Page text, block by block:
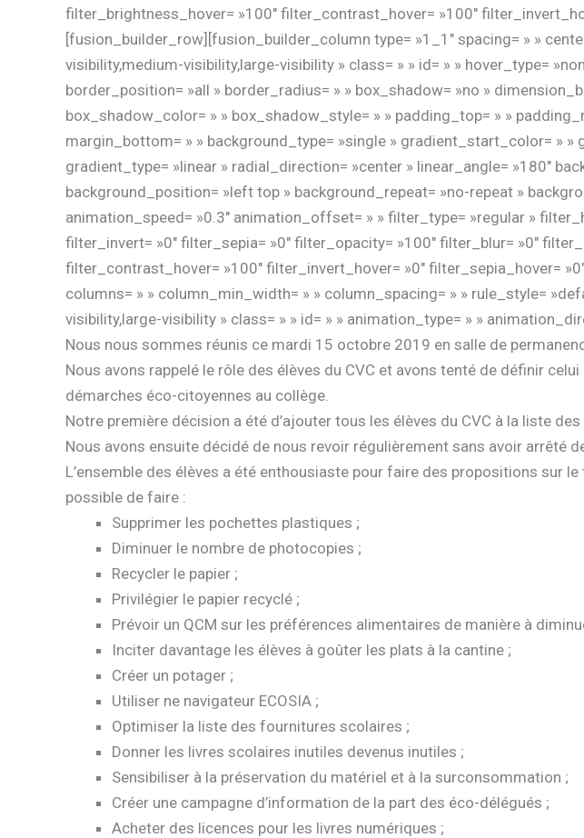
filter_brightness_hover= »100″ filter_contrast_hover= »100″
[fusion_builder_row][fusion_builder_column type= »1_1″ spacing= » »
visibility,medium-visibility,large-visibility » class= » » id= » » hover_type=
border_position= »all » border_radius= » » box_shadow= »no »
box_shadow_color= » » box_shadow_style= » » padding_top= » »
margin_bottom= » » background_type= »single » gradient_start_color= »
gradient_type= »linear » radial_direction= »center » linear_angle= »180″
background_position= »left top » background_repeat= »no-repeat »
animation_speed= »0.3″ animation_offset= » » filter_type= »regular »
filter_invert= »0″ filter_sepia= »0″ filter_opacity= »100″ filter_blur= »0″
filter_contrast_hover= »100″ filter_invert_hover= »0″ filter_sepia_hover=
columns= » » column_min_width= » » column_spacing= » » rule_style=
visibility,large-visibility » class= » » id= » » animation_type= » »
Nous nous sommes réunis ce mardi 15 octobre 2019 en salle de
Nous avons rappelé le rôle des élèves du CVC et avons tenté de définir
démarches éco-citoyennes au collège.
Notre première décision a été d’ajouter tous les élèves du CVC à la liste
Nous avons ensuite décidé de nous revoir régulièrement sans avoir arrêté
L’ensemble des élèves a été enthousiaste pour faire des propositions sur
possible de faire :
Supprimer les pochettes plastiques ;
Diminuer le nombre de photocopies ;
Recycler le papier ;
Privilégier le papier recyclé ;
Prévoir un QCM sur les préférences alimentaires de manière à
Inciter davantage les élèves à goûter les plats à la cantine ;
Créer un potager ;
Utiliser ne navigateur ECOSIA ;
Optimiser la liste des fournitures scolaires ;
Donner les livres scolaires inutiles devenus inutiles ;
Sensibiliser à la préservation du matériel et à la surconsommation ;
Créer une campagne d’information de la part des éco-délégués ;
Acheter des licences pour les livres numériques ;